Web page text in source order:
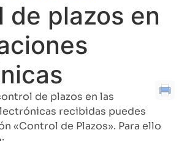
de plazos en
de plazos en las
recibidas puedes
«Control de Plazos». Para ello